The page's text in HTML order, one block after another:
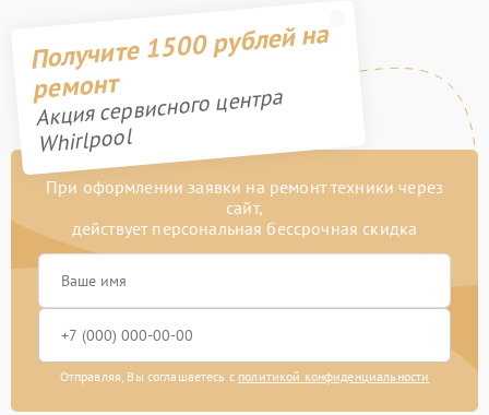
Получите 1500 рублей на
ремонт
Акция сервисного центра
Whirlpool
При оформлении заявки на ремонт техники через
сайт,
действует персональная бессрочная скидка
Отправляя, Вы соглашаетесь с политикой конфиденциальности